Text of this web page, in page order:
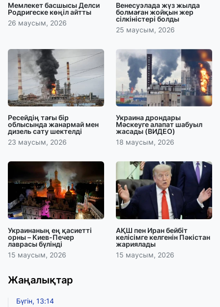
Мемлекет басшысы Делси
Родригеске көңіл айтты
26 маусым, 2026
Венесуэлада жүз жылда
болмаған жойқын жер
сілкіністері болды
25 маусым, 2026
Ресейдің тағы бір
облысында жанармай мен
дизель сату шектелді
23 маусым, 2026
Украина дрондары
Мәскеуге алапат шабуыл
жасады (ВИДЕО)
18 маусым, 2026
Украинаның ең қасиетті
орны – Киев-Печер
лаврасы бүлінді
15 маусым, 2026
АҚШ пен Иран бейбіт
келісімге келгенін Пәкістан
жариялады
15 маусым, 2026
Жаңалықтар
Бүгін, 13:14